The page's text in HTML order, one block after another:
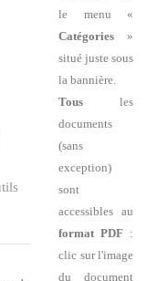
le menu «
Catégories »
situé juste sous
la bannière.
Tous les
documents
(sans
exception)
sont
accessibles au
format PDF :
clic sur l'image
du document